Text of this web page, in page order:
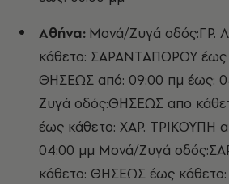
Αθήνα: Μονά/Ζυγά οδός:ΓΡ.
κάθετο: ΣΑΡΑΝΤΑΠΟΡΟΥ
ΘΗΣΕΩΣ από: 09:00 πμ έως:
Ζυγά οδός:ΘΗΣΕΩΣ απο
έως κάθετο: ΧΑΡ. ΤΡΙΚΟΥΠΗ
04:00 μμ Μονά/Ζυγά
κάθετο: ΘΗΣΕΩΣ έως